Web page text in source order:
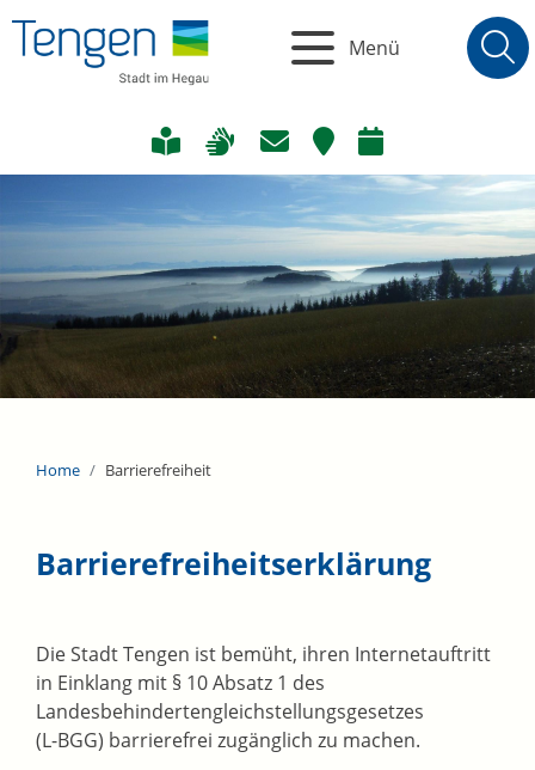
Menü
Home Barrierefreiheit
Barrierefreiheitserklärung
Die Stadt Tengen ist bemüht, ihren Internetauftritt
in Einklang mit § 10 Absatz 1 des
Landesbehindertengleichstellungsgesetzes
(L-BGG) barrierefrei zugänglich zu machen.